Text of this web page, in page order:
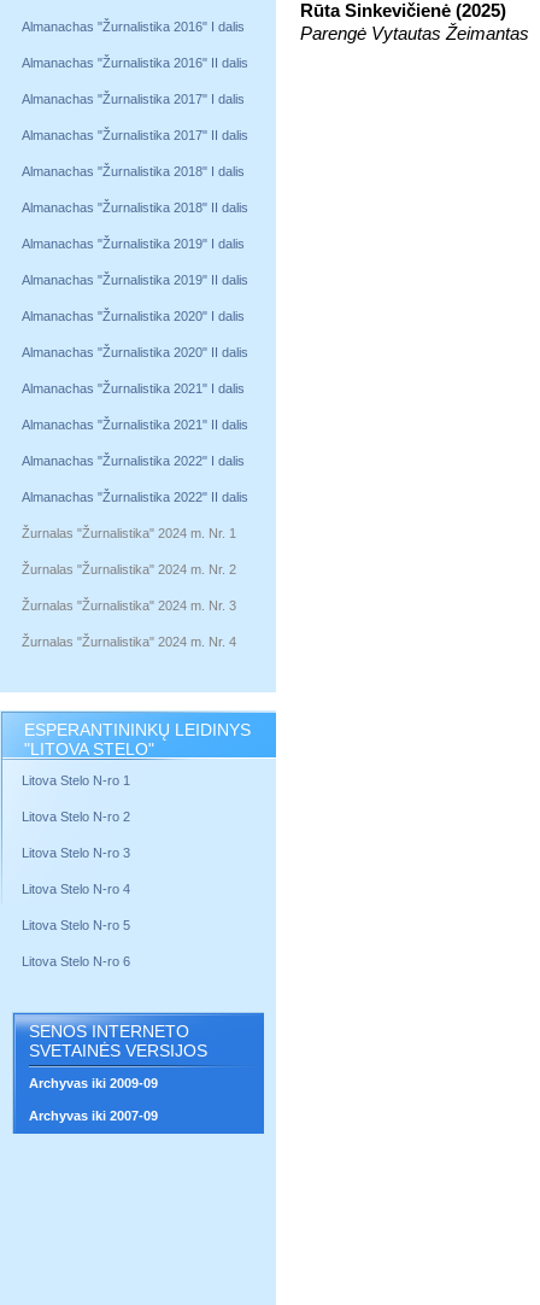
Almanachas "Žurnalistika 2016" I dalis
Almanachas "Žurnalistika 2016" II dalis
Almanachas "Žurnalistika 2017" I dalis
Almanachas "Žurnalistika 2017" II dalis
Almanachas "Žurnalistika 2018" I dalis
Almanachas "Žurnalistika 2018" II dalis
Almanachas "Žurnalistika 2019" I dalis
Almanachas "Žurnalistika 2019" II dalis
Almanachas "Žurnalistika 2020" I dalis
Almanachas "Žurnalistika 2020" II dalis
Almanachas "Žurnalistika 2021" I dalis
Almanachas "Žurnalistika 2021" II dalis
Almanachas "Žurnalistika 2022" I dalis
Almanachas "Žurnalistika 2022" II dalis
Žurnalas "Žurnalistika" 2024 m. Nr. 1
Žurnalas "Žurnalistika" 2024 m. Nr. 2
Žurnalas "Žurnalistika" 2024 m. Nr. 3
Žurnalas "Žurnalistika" 2024 m. Nr. 4
ESPERANTININKŲ LEIDINYS
"LITOVA STELO"
Litova Stelo N-ro 1
Litova Stelo N-ro 2
Litova Stelo N-ro 3
Litova Stelo N-ro 4
Litova Stelo N-ro 5
Litova Stelo N-ro 6
SENOS INTERNETO
SVETAINĖS VERSIJOS
Archyvas iki 2009-09
Archyvas iki 2007-09
Rūta Sinkevičienė (2025)
Parengė Vytautas Žeimantas